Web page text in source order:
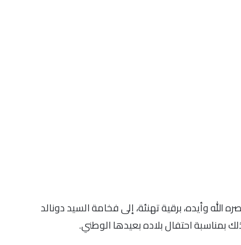
وأيده، برقية تهنئة، إلى فخامة السيد دونالد
بمناسبة احتفال بلاده بعيدها الوطني.